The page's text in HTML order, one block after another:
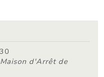
d'Arrêt de